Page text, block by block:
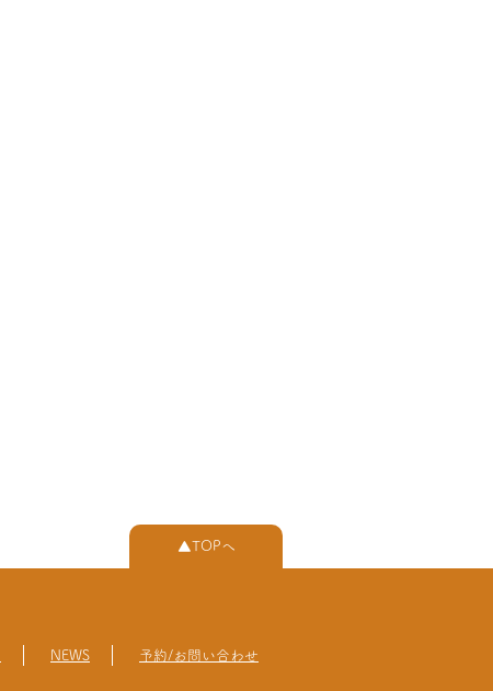
▲TOPへ
NEWS 予約/お問い合わせ